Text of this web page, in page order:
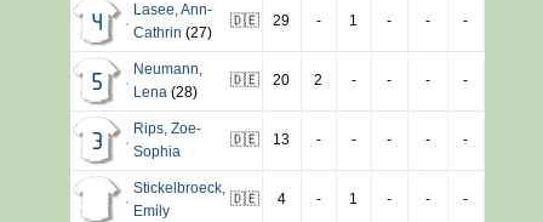
4
Lasee,Ann-
Cathrin (27)
🇩🇪 29 - 1 - - -
5
Neumann,
Lena (28)
🇩🇪 20 2 - - - -
3
Rips, Zoe-
Sophia
🇩🇪 13 - - - - -
Stickelbroeck,
Emily
🇩🇪 4 - 1 - - -